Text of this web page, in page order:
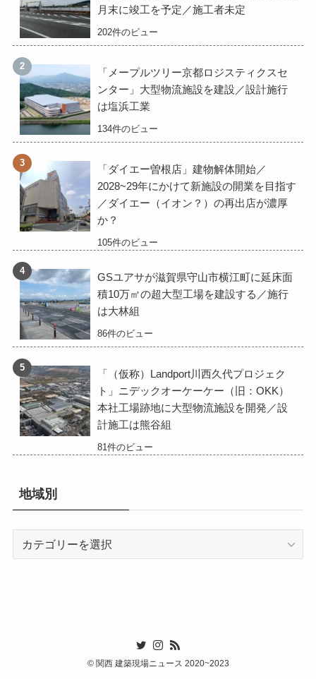
月末に竣工を予定／施工者未定
202件のビュー
「メープルツリー京都ロジスティクスセ
ンター」大型物流施設を建設／設計施行
は塩浜工業
134件のビュー
「ダイエー曽根店」建物解体開始／
2028~29年にかけて新施設の開業を目指す
／ダイエー（イオン？）の再出店が濃厚
か？
105件のビュー
GSユアサが滋賀県守山市横江町に延床面
積10万㎡の超大型工場を建設する／施行
は大林組
86件のビュー
「（仮称）Landport川西久代プロジェク
ト」ニデックオーケーケー（旧：OKK）
本社工場跡地に大型物流施設を開発／設
計施工は熊谷組
81件のビュー
地域別
©関西 建築現場ニュース 2020~2023